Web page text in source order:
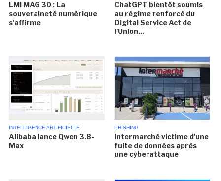
LMI MAG 30 : La
souveraineté numérique
s'affirme
ChatGPT bientôt soumis
au régime renforcé du
Digital Service Act de
l'Union...
INTELLIGENCE ARTIFICIELLE
Alibaba lance Qwen 3.8-
Max
PHISHING
Intermarché victime d'une
fuite de données après
une cyberattaque